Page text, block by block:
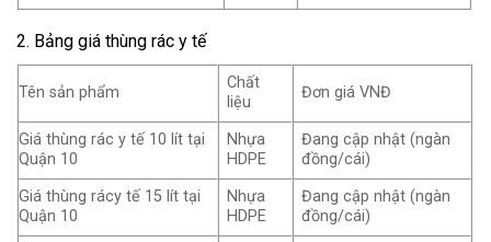
2. Bảng giá thùng rác y tế
Tên sản phẩm
Chất
liệu
Đơn giá VNĐ
Giá thùng rác y tế 10 lít tại
Quận 10
Nhựa
HDPE
Đang cập nhật (ngàn
đồng/cái)
Giá thùng rácy tế 15 lít tại
Quận 10
Nhựa
HDPE
Đang cập nhật (ngàn
đồng/cái)